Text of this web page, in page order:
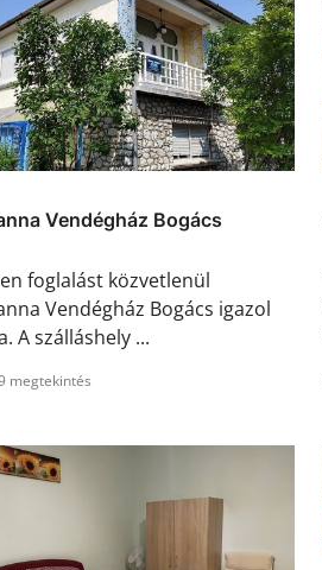
Vendégház Bogács
foglalást közvetlenül
Vendégház Bogács igazol
A szálláshely ...
megtekintés